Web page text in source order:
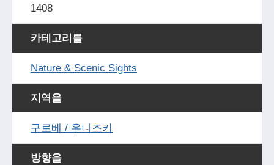
1408
카테고리를
Nature & Scenic Sights
지역을
구로베 / 우나즈키
방향을